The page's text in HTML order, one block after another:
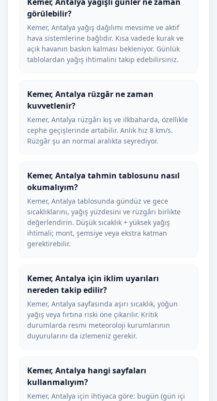
görülebilir?
Kemer, Antalya yağış dağılımı mevsime ve aktif
hava sistemlerine bağlıdır. Kısa vadede kurak ve
açık havanın baskın kalması bekleniyor. Günlük
tablolardan yağış ihtimalini takip edebilirsiniz.
Kemer, Antalya rüzgâr ne zaman
kuvvetlenir?
Kemer, Antalya rüzgârı kış ve ilkbaharda, özellikle
cephe geçişlerinde artabilir. Anlık hız 8 km/s.
Rüzgâr şu an normal aralıkta seyrediyor.
Kemer, Antalya tahmin tablosunu nasıl
okumalıyım?
Kemer, Antalya tablosunda gündüz ve gece
sıcaklıklarını, yağış yüzdesini ve rüzgârı birlikte
değerlendirin. Düşük sıcaklık + yüksek yağış
ihtimali; mont, şemsiye veya ekstra katman
gerektirebilir.
Kemer, Antalya için iklim uyarıları
nereden takip edilir?
Kemer, Antalya sayfasında aşırı sıcaklık, yoğun
yağış veya fırtına riski öne çıkarılır. Kritik
durumlarda resmi meteoroloji kurumlarının
duyurularını da izlemeniz gerekir.
Kemer, Antalya hangi sayfaları
kullanmalıyım?
Kemer, Antalya için ihtiyaca göre: bugün (gün içi